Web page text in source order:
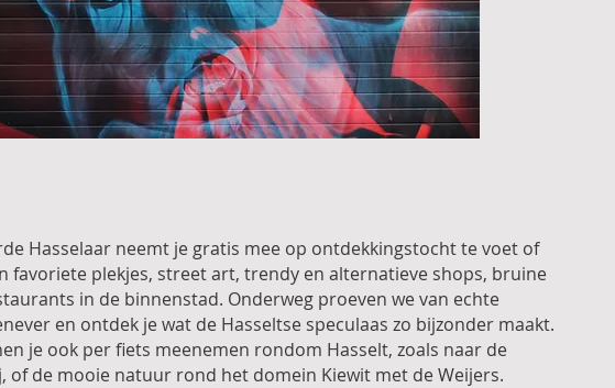
Hasselaar neemt je gratis mee op ontdekkingstocht te voet of
favoriete plekjes, street art, trendy en alternatieve shops, bruine
in de binnenstad. Onderweg proeven we van echte
en ontdek je wat de Hasseltse speculaas zo bijzonder maakt.
je ook per fiets meenemen rondom Hasselt, zoals naar de
of de mooie natuur rond het domein Kiewit met de Weijers.